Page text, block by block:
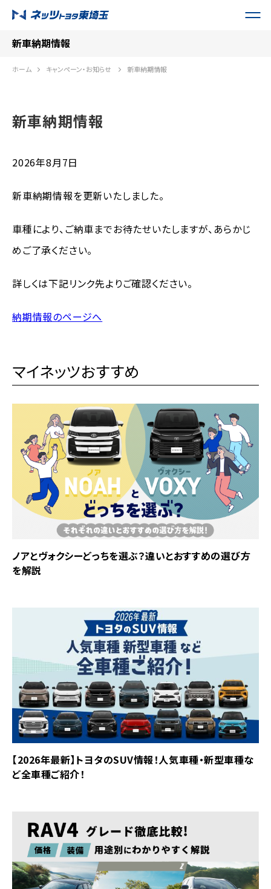
新車納期情報
ホーム キャンペーン・お知らせ 新車納期情報
新車納期情報
2026年8月7日
新車納期情報を更新いたしました。
車種により、ご納車までお待たせいたしますが、あらかじ
めご了承ください。
詳しくは下記リンク先よりご確認ください。
納期情報のページへ
マイネッツおすすめ
ノアとヴォクシーどっちを選ぶ？違いとおすすめの選び方
を解説
【2026年最新】トヨタのSUV情報！人気車種・新型車種な
ど全車種ご紹介！